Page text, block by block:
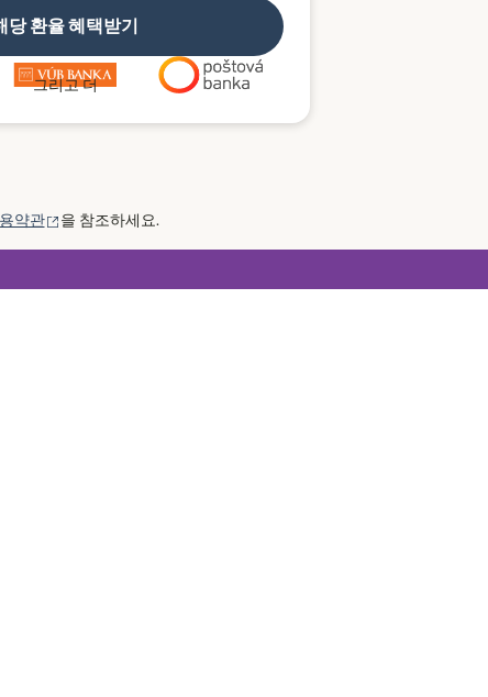
당 환율 혜택받기
그리고 더
약관 (새 창에서 열림)
을 참조하세요.